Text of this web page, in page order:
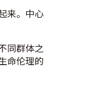
来。中心
同群体之
命伦理的